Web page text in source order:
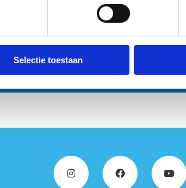
Selectie toestaan
ons